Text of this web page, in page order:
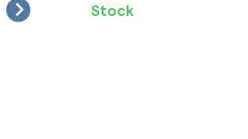
Stock